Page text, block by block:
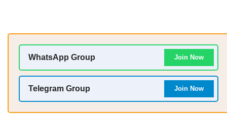
WhatsApp Group Join Now
Telegram Group Join Now